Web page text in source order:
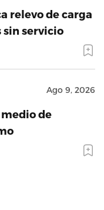
relevo de carga
sin servicio
Ago 9, 2026
de